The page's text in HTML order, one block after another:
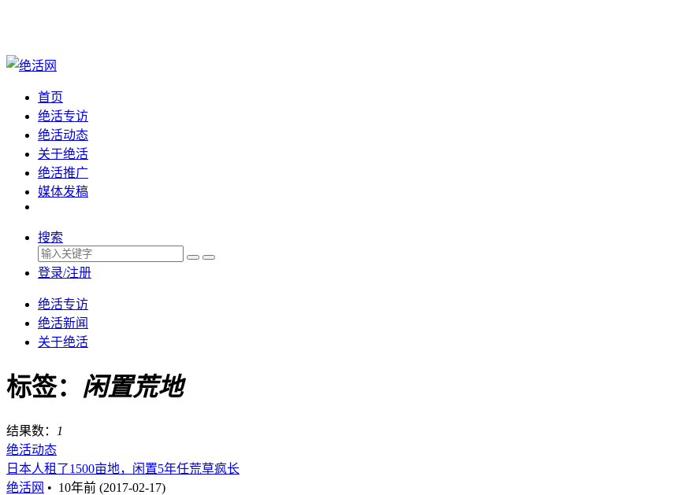
首页
绝活专访
绝活动态
关于绝活
绝活推广
媒体发稿
搜索
登录/注册
绝活专访
绝活新闻
关于绝活
标签： 闲置荒地
结果数：
1
绝活动态
日本人租了1500亩地，闲置5年任荒草疯长
绝活网 • 10年前 (2017-02-17)